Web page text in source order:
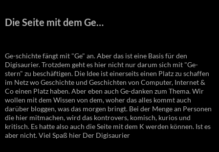
Die Seite mit dem Ge…
Ge-schichte fängt mit "Ge" an. Aber das ist eine Basis für den
Digisaurier. Trotzdem geht es hier nicht nur darum sich mit "Ge-
stern" zu beschäftigen. Die Idee ist einerseits einen Platz zu schaffen
im Netz wo Geschichte und Geschichten von Computer, Internet &
Co einen Platz haben. Aber eben auch Ge-danken zum Thema. Wir
wollen mit dem Wissen von dem, woher das alles kommt auch
darüber bloggen, was das morgen bringt. Bei der Menge an Personen
die hier mitmachen, wird das kontrovers, komisch, kurios und
kritisch. Es hatte also auch die Seite mit dem K werden können. Ist es
aber nicht. Viel Spaß hier Der Digisaurier